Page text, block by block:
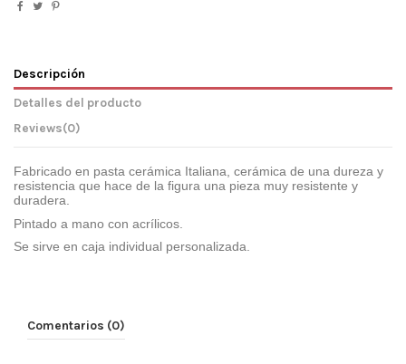
Descripción
Detalles del producto
Reviews(0)
Fabricado en pasta cerámica Italiana, cerámica de una dureza y
resistencia que hace de la figura una pieza muy resistente y
duradera.
Pintado a mano con acrílicos.
Se sirve en caja individual personalizada.
Comentarios (0)